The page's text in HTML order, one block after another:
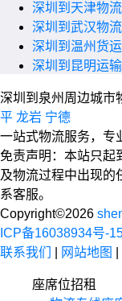
深圳到天津物
深圳到武汉物
深圳到温州货
深圳到昆明运
深圳到泉州周边城市
平 龙岩 宁德
一站式物流服务，专
免责声明：本站只起
及物流过程中出现的
系客服。
Copyright©2026
ICP备16038934号-
联系我们
网站地图
座席位招租